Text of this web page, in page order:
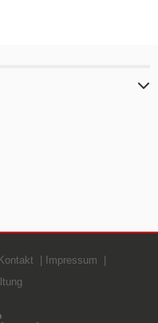
Kontakt
Impressum